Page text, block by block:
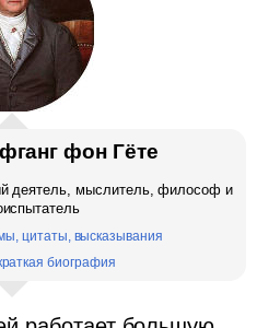
фон Гёте
деятель, мыслитель, философ и
цитаты, высказывания
биография